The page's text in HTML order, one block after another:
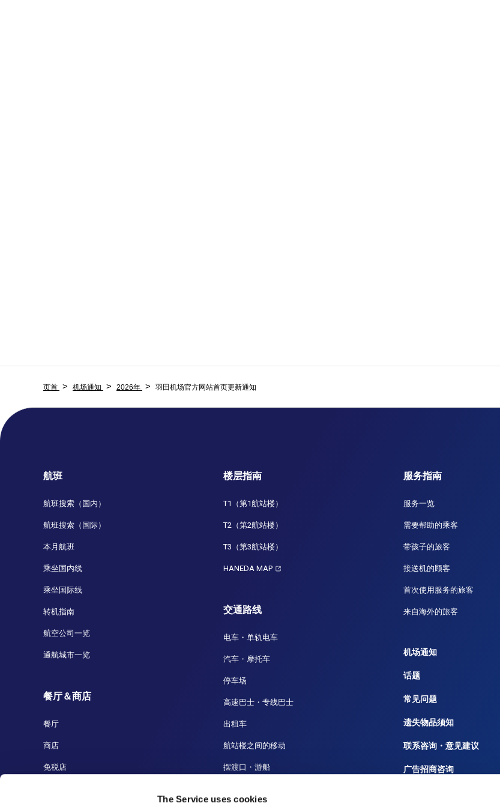
The Service uses cookies
页首 机场通知 2026年 羽田机场官方网站首页更新通知
航班
航班搜索（国内）
航班搜索（国际）
本月航班
乘坐国内线
乘坐国际线
转机指南
航空公司一览
通航城市一览
餐厅＆商店
餐厅
商店
免税店
楼层指南
T1（第1航站楼）
T2（第2航站楼）
T3（第3航站楼）
HANEDA MAP
交通路线
电车・单轨电车
汽车・摩托车
停车场
高速巴士・专线巴士
出租车
航站楼之间的移动
摆渡口・游船
服务指南
服务一览
需要帮助的乘客
带孩子的旅客
接送机的顾客
首次使用服务的旅客
来自海外的旅客
机场通知
话题
常见问题
遗失物品须知
联系咨询・意见建议
广告招商咨询